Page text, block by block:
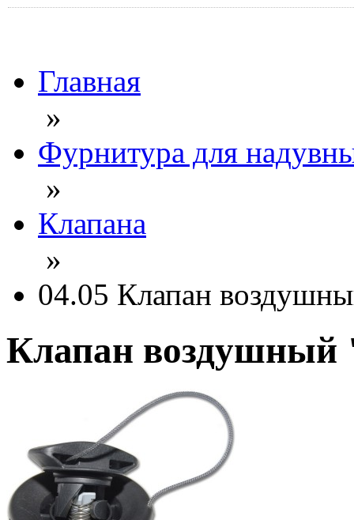
Главная
»
Фурнитура для
»
Клапана
»
04.05 Клапан
Клапан